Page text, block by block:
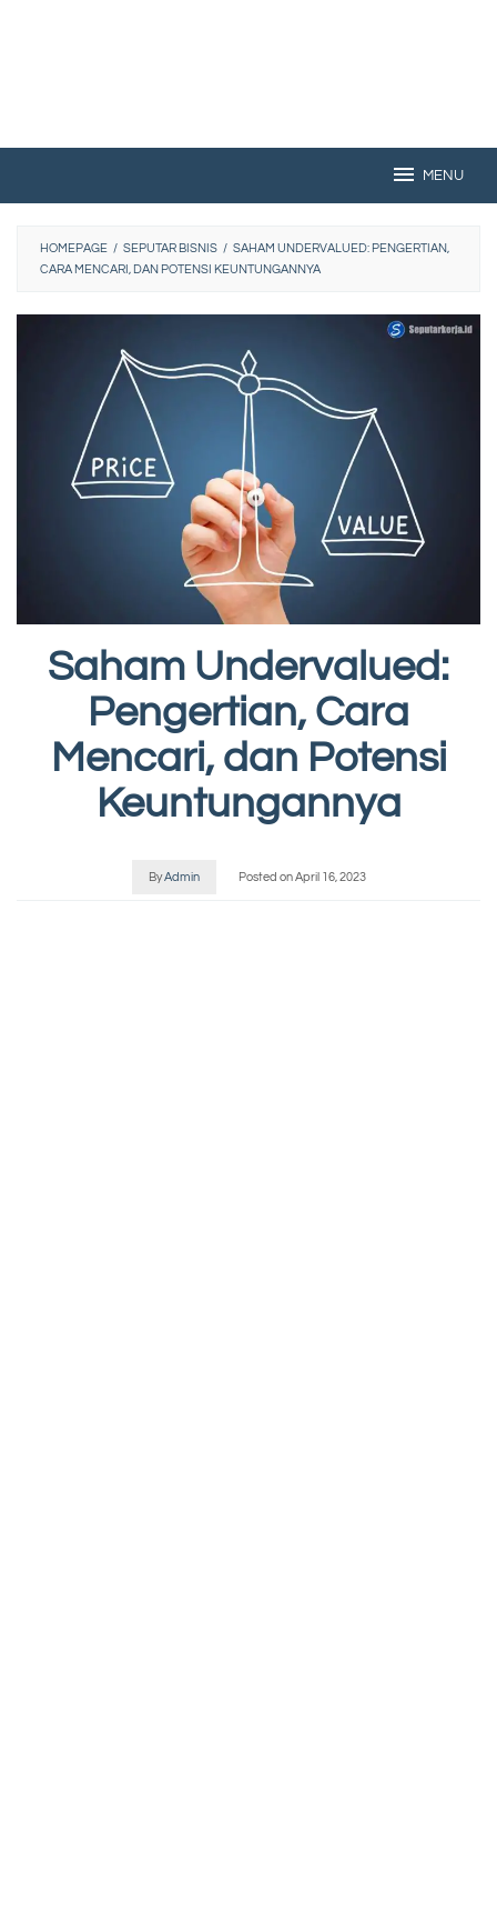
MENU
HOMEPAGE / SEPUTAR BISNIS / SAHAM UNDERVALUED: PENGERTIAN,
CARA MENCARI, DAN POTENSI KEUNTUNGANNYA
Saham Undervalued:
Pengertian, Cara
Mencari, dan Potensi
Keuntungannya
ByAdmin Posted onApril 16, 2023